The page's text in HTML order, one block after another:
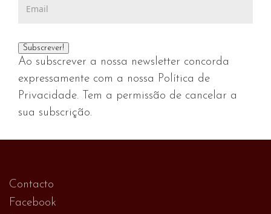
Ao subscrever a nossa newsletter concorda
expressamente com a nossa Política de
Privacidade. Tem a permissão de cancelar a
sua subscrição.
Contacto
Facebook